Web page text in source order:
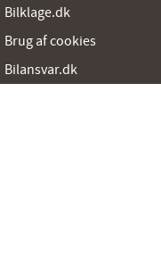
Bilklage.dk
Brug af cookies
Bilansvar.dk